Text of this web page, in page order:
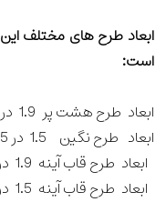
ابعاد طرح های مختلف
است:
ابعاد طرح هشت پر 1.9 در 3 سانتی‌متر
ابعاد طرح نگین 1.5 در 2.5 سانتی‌متری
ابعاد طرح قاب آینه 1.9 در 3 سانتی‌متر
ابعاد طرح قاب آینه 1.5 در 2.5 سانتی‌متر